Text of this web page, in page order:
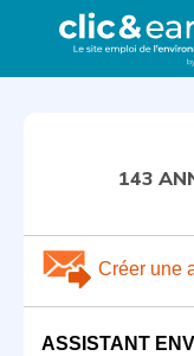
143
Créer une
ASSISTANT